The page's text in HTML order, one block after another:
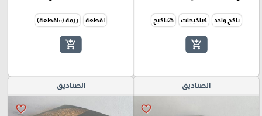
باكج واحد 4باكيجات 25باكيج
add_shopping_cart
١قطعة رزمة (١٠٠قطعة)
add_shopping_cart
الصناديق
favorite_border
الصناديق
favorite_border